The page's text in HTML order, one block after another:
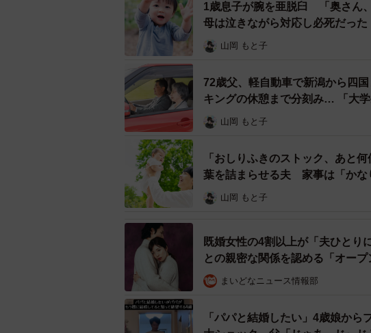
強い怒りや絶望感から「仕返しをしたい」とい
を貫いている」という思いから過激な行動に走
れば法律違反と判断されることも少なくありませ
不倫相手への復讐心から違法行為に手を染め、
にならないよう、以下のリスクをしっかり理解し
◆名誉毀損・侮辱罪
不倫の事実を職場や友人関係など周囲に広めた
や侮辱罪に該当する可能性があります。たとえ
罰金刑や場合によっては懲役刑に処される可能
が、逆に大きな代償を招く危険性があることを忘
◆脅迫罪・恐喝罪
1歳息子が腕を亜脱臼 「奥さん
母は泣きながら対応し必死だっ
山岡 もと子
72歳父、軽自動車で新潟から四
キングの休憩まで分刻み… 「大学
山岡 もと子
「おしりふきのストック、あと
葉を詰まらせる夫 家事は「かな
山岡 もと子
既婚女性の4割以上が「夫ひと
との親密な関係を認める「オープ
まいどなニュース情報部
「パパと結婚したい」4歳娘か